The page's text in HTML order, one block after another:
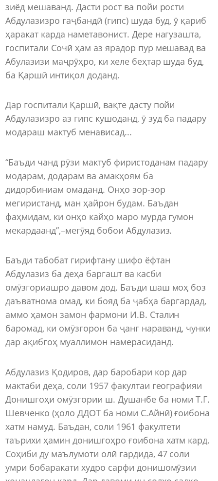
зиёд мешаванд. Дасти рост ва пойи рости
Абдулазизро гаҷбандӣ (гипс) шуда буд, ӯ қариб
ҳаракат карда наметавонист. Дере нагузашта,
госпитали Сочӣ ҳам аз ярадор пур мешавад ва
Абулазизи маҷрӯҳро, ки хеле беҳтар шуда буд,
ба Қаршӣ интиқол доданд.
Дар госпитали Қаршӣ, вақте дасту пойи
Абдулазизро аз гипс кушоданд, ӯ зуд ба падару
модараш мактуб менависад...
“Баъди чанд рӯзи мактуб фиристоданам падару
модарам, додарам ва амакҳоям ба
дидорбиниам омаданд. Онҳо зор-зор
мегиристанд, ман ҳайрон будам. Баъдан
фаҳмидам, ки онҳо кайҳо маро мурда гумон
мекардаанд”,–мегӯяд бобои Абдулазиз.
Баъди табобат гирифтану шифо ёфтан
Абдулазиз ба деҳа баргашт ва касби
омӯзгориашро давом дод. Баъди шаш моҳ боз
даъватнома омад, ки бояд ба ҷабҳа баргардад,
аммо ҳамон замон фармони И.В. Сталин
баромад, ки омӯзгорон ба ҷанг нараванд, чунки
дар ақибгоҳ муаллимон намерасиданд.
Абдулазиз Қодиров, дар баробари кор дар
мактаби деҳа, соли 1957 факултаи географияи
Донишгоҳи омӯзгории ш. Душанбе ба номи Т.Г.
Шевченко (ҳоло ДДОТ ба номи С.Айнӣ) ғоибона
хатм намуд. Баъдан, соли 1961 факултети
таърихи ҳамин донишгоҳро ғоибона хатм кард.
Соҳиби ду маълумоти олӣ гардида, 47 соли
умри бобаракати худро сарфи донишомӯзии